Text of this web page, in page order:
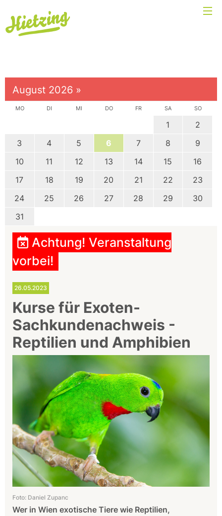
August 2026 »
MO DI MI DO FR SA SO
1
2
3
4 5 6 7 8
9
10
11 12 13 14 15
16
17
18 19 20 21 22
23
24
25 26 27 28 29
30
31
Achtung! Veranstaltung
vorbei!
26.05.2023
Kurse für Exoten-
Sachkundenachweis -
Reptilien und Amphibien
Foto: Daniel Zupanc
Wer in Wien exotische Tiere wie Reptilien,